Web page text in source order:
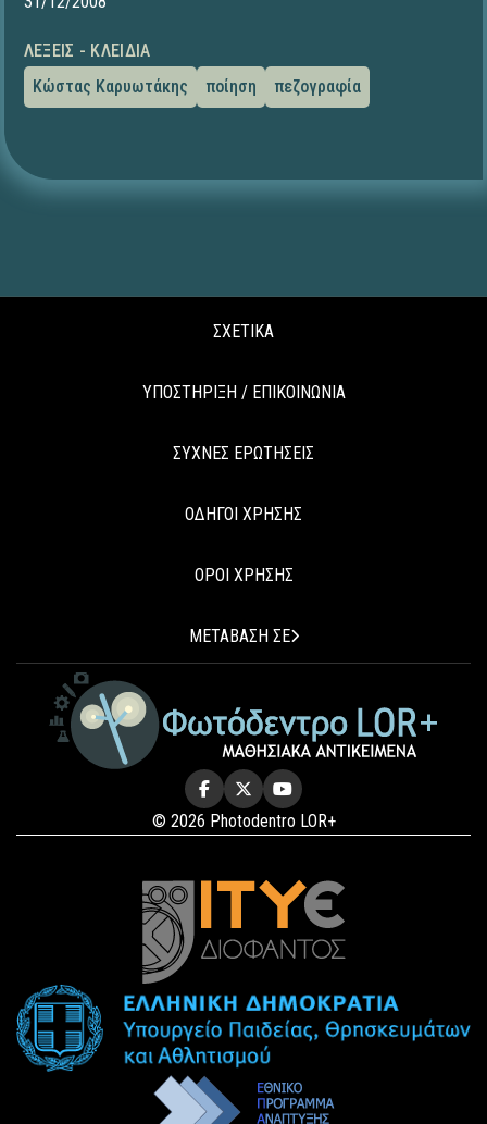
ΛΈΞΕΙΣ - ΚΛΕΙΔΙΆ
Κώστας Καρυωτάκης
ποίηση πεζογραφία
ΣΧΕΤΙΚΑ
ΥΠΟΣΤΗΡΙΞΗ / ΕΠΙΚΟΙΝΩΝΙΑ
ΣΥΧΝΕΣ ΕΡΩΤΗΣΕΙΣ
ΟΔΗΓΟΙ ΧΡΗΣΗΣ
ΟΡΟΙ ΧΡΗΣΗΣ
ΜΕΤΑΒΑΣΗ ΣΕ
© 2026 Photodentro LOR+